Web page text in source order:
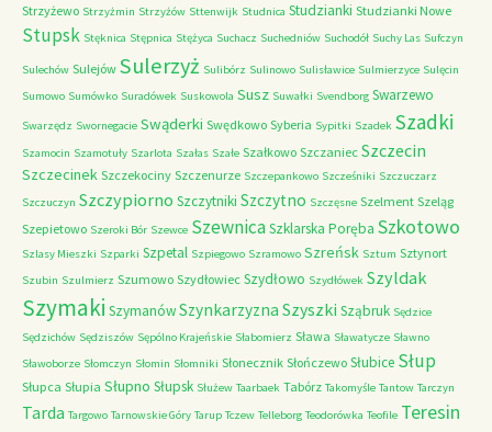
Strzyżewo Strzyżmin Strzyżów Sttenwijk Studnica Studzianki Studzianki Nowe
Stupsk Stęknica Stępnica Stężyca Suchacz Suchedniów Suchodół Suchy Las Sufczyn
Sulechów Sulejów Sulerzyż Sulibórz Sulinowo Sulisławice Sulmierzyce Sulęcin
Sumowo Sumówko Suradówek Suskowola Susz Suwałki Svendborg Swarzewo
Swarzędz Swornegacie Swąderki Swędkowo Syberia Sypitki Szadek Szadki
Szamocin Szamotuły Szarlota Szałas Szałe Szałkowo Szczaniec Szczecin
Szczecinek Szczekociny Szczenurze Szczepankowo Szcześniki Szczuczarz
Szczuczyn Szczypiorno Szczytniki Szczytno Szczęsne Szelment Szeląg
Szepietowo Szeroki Bór Szewce SzewnicaSzklarska Poręba Szkotowo
Szlasy Mieszki Szparki Szpetal Szpiegowo Szramowo Szreńsk Sztum Sztynort
Szubin Szulmierz Szumowo Szydłowiec Szydłowo Szydłówek Szyldak
Szymaki SzymanówSzynkarzyzna Szyszki Sząbruk Sędzice
Sędzichów Sędziszów Sępólno Krajeńskie Słabomierz Sława Sławatycze Sławno
Sławoborze Słomczyn Słomin Słomniki Słonecznik Słończewo Słubice Słup
Słupca Słupia Słupno Słupsk Służew Taarbaek Tabórz Takomyśle Tantow Tarczyn
Tarda Targowo Tarnowskie Góry Tarup Tczew Telleborg Teodorówka Teofile Teresin